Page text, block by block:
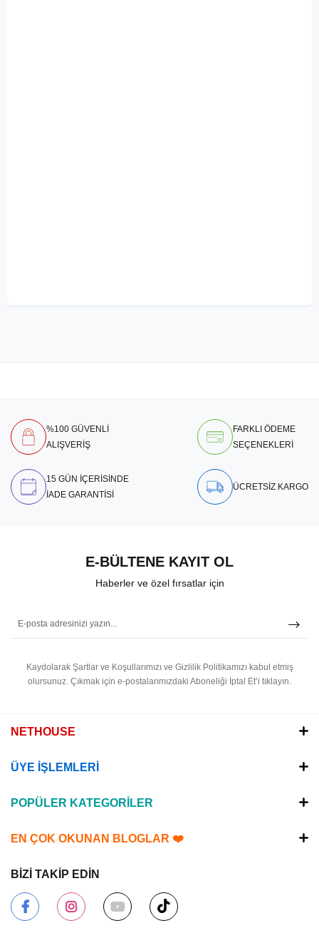
%100 GÜVENLİ
ALIŞVERİŞ
FARKLI ÖDEME
SEÇENEKLERİ
15 GÜN İÇERİSİNDE
İADE GARANTİSİ
ÜCRETSİZ KARGO
E-BÜLTENE KAYIT OL
Haberler ve özel fırsatlar için
Kaydolarak Şartlar ve Koşullarımızı ve Gizlilik Politikamızı kabul etmiş
olursunuz. Çıkmak için e-postalarımızdaki Aboneliği İptal Et’i tıklayın.
NETHOUSE
ÜYE İŞLEMLERİ
POPÜLER KATEGORİLER
EN ÇOK OKUNAN BLOGLAR ❤️
BİZİ TAKİP EDİN